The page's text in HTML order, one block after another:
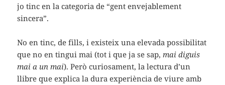
jo tinc en la categoria de “gent envejablement
sincera”.
No en tinc, de fills, i existeix una elevada possibilitat
que no en tingui mai (tot i que ja se sap,mai diguis
mai a un mai). Però curiosament, la lectura d’un
llibre que explica la dura experiència de viure amb